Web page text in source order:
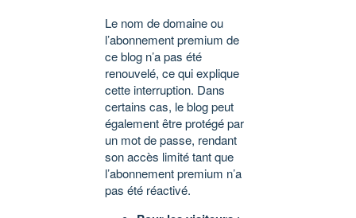
Le nom de domaine ou
l’abonnement premium de
ce blog n’a pas été
renouvelé, ce qui explique
cette interruption. Dans
certains cas, le blog peut
également être protégé par
un mot de passe, rendant
son accès limité tant que
l’abonnement premium n’a
pas été réactivé.